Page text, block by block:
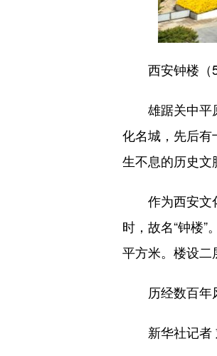
西安钟楼（5
雄踞关中平原
化名城，先后有
生不息的历史文
作为西安文化
时，故名“钟楼
平方米。楼设二
历经数百年风
新华社记者